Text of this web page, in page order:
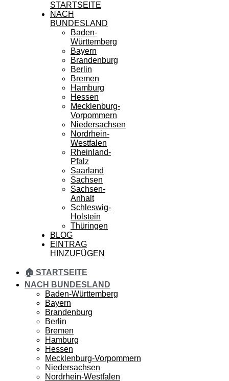
STARTSEITE
NACH
BUNDESLAND
Baden-
Württemberg
Bayern
Brandenburg
Berlin
Bremen
Hamburg
Hessen
Mecklenburg-
Vorpommern
Niedersachsen
Nordrhein-
Westfalen
Rheinland-
Pfalz
Saarland
Sachsen
Sachsen-
Anhalt
Schleswig-
Holstein
Thüringen
BLOG
EINTRAG
HINZUFÜGEN
🏠 STARTSEITE
NACH BUNDESLAND
Baden-Württemberg
Bayern
Brandenburg
Berlin
Bremen
Hamburg
Hessen
Mecklenburg-Vorpommern
Niedersachsen
Nordrhein-Westfalen